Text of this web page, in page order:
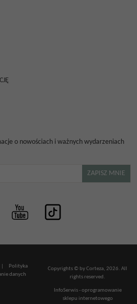
o nowościach i ważnych wydarzeniach
Copyrights © by Corteza, 2026. All
rights reserved.
InfoSerwis-oprogramowanie
sklepu internetowego
Polityka
danych